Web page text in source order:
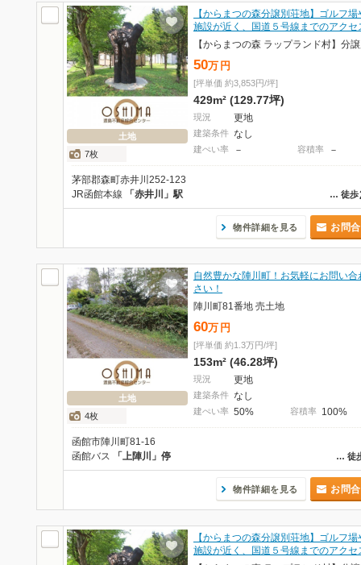
土地
7枚
【からまつの森分譲別荘地】ゴルフ場
施設が近く、国道５号線までのアク
50万 円
[坪単価 約3,853円/坪]
429m² (129.77坪)
現況 更地
建築条件 なし
建ぺい率 － 容積率 －
茅部郡森町赤井川252-123
… 徒歩
JR函館本線 「赤井川」駅
物件詳細を見る お問
土地
4枚
自然豊かな陣川町！お気軽にお問い合
さい！
陣川町81番地 売土地
60万 円
[坪単価 約1.3万円/坪]
153m² (46.28坪)
現況 更地
建築条件 なし
建ぺい率 50% 容積率 100%
函館市陣川町81-16
… 徒
函館バス 「上陣川」停
物件詳細を見る お問
【からまつの森分譲別荘地】ゴルフ場
施設が近く、国道５号線までのアク